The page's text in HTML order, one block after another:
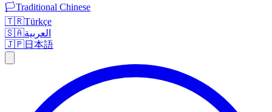
🏳️Traditional Chinese
🇹🇷Türkçe
🇸🇦العربية
🇯🇵日本語